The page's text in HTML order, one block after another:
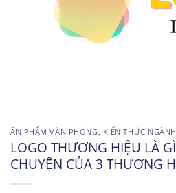
ẤN PHẨM VĂN PHÒNG, KIẾN THỨC
LOGO THƯƠNG HIỆU LÀ
CHUYỆN CỦA 3 THƯƠNG